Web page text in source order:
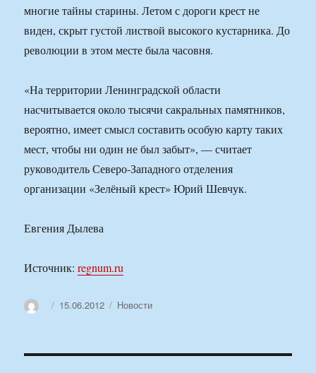
многие тайны старины. Летом с дороги крест не
виден, скрыт густой листвой высокого кустарника. До
революции в этом месте была часовня.
«На территории Ленинградской области
насчитывается около тысячи сакральных памятников,
вероятно, имеет смысл составить особую карту таких
мест, чтобы ни один не был забыт», — считает
руководитель Северо-Западного отделения
организации «Зелёный крест» Юрий Шевчук.
Евгения Дылева
Источник:regnum.ru
АвторОпубликовано
15.06.2012 Рубрики
Новости